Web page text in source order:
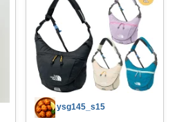
ysg145_s15